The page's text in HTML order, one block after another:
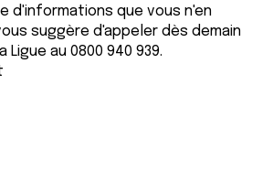
d'informations que vous n'en
suggère d'appeler dès demain
Ligue au 0800 940 939.